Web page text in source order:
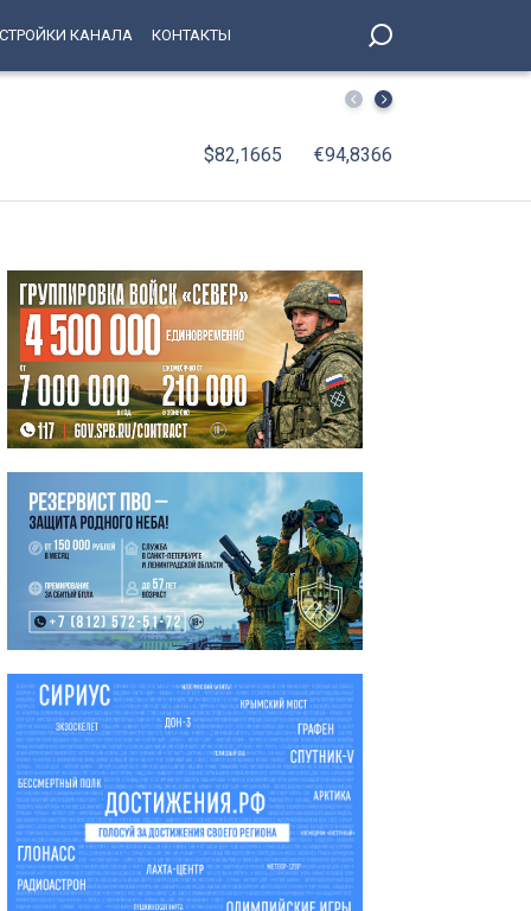
КАНАЛА КОНТАКТЫ
Поймали за день: рецидивист отобрал телефон у 69-
$82,1665 €94,8366